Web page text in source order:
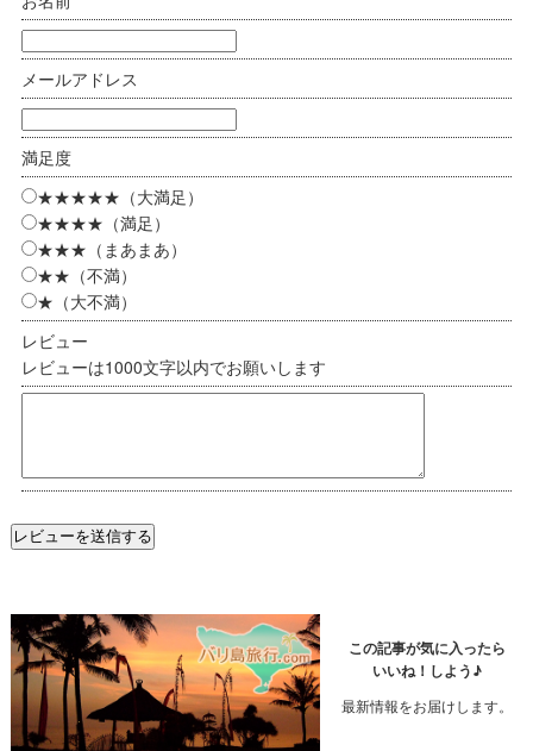
メールアドレス
満足度
★★★★★（大満足）
★★★★（満足）
★★★（まあまあ）
★★（不満）
★（大不満）
レビュー
レビューは1000文字以内でお願いします
この記事が気に入ったら
いいね！しよう♪
最新情報をお届けします。